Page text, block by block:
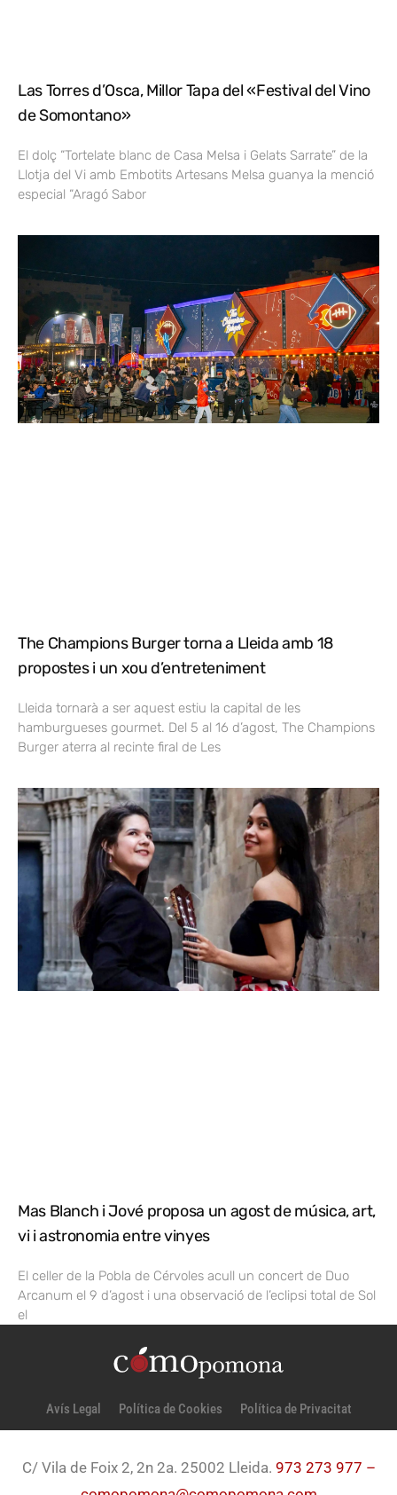
Las Torres d’Osca, Millor Tapa del «Festival del Vino
de Somontano»
El dolç “Tortelate blanc de Casa Melsa i Gelats Sarrate” de la
Llotja del Vi amb Embotits Artesans Melsa guanya la menció
especial “Aragó Sabor
The Champions Burger torna a Lleida amb 18
propostes i un xou d’entreteniment
Lleida tornarà a ser aquest estiu la capital de les
hamburgueses gourmet. Del 5 al 16 d’agost, The Champions
Burger aterra al recinte firal de Les
Mas Blanch i Jové proposa un agost de música, art,
vi i astronomia entre vinyes
El celler de la Pobla de Cérvoles acull un concert de Duo
Arcanum el 9 d’agost i una observació de l’eclipsi total de Sol
el
Avís Legal Política de Cookies Política de Privacitat
C/ Vila de Foix 2, 2n 2a. 25002 Lleida. 973 273 977 –